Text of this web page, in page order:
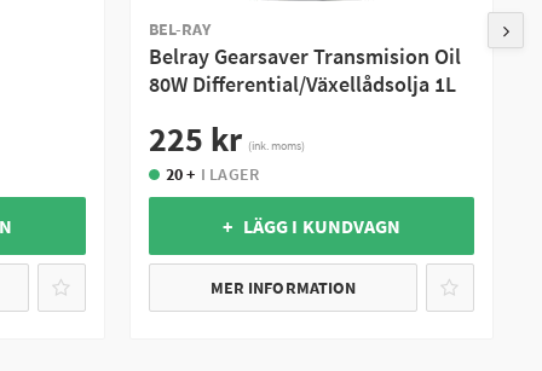
BEL-RAY
Belray Gearsaver Transmision Oil
80W Differential/Växellådsolja 1L
225 kr (ink. moms)
20 + I LAGER
+ LÄGG I KUNDVAGN
MER INFORMATION